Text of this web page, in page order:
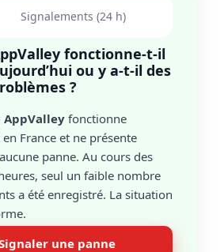
Signalements (24 h)
fonctionne-t-il
ou y a-t-il des
?
AppValley fonctionne
France et ne présente
panne. Au cours des
seul un faible nombre
a été enregistré. La situation
une panne